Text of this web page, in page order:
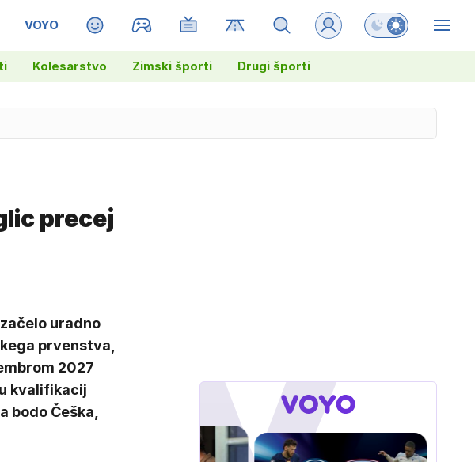
VOYO MAGAZIN Preklopi barvni
Kolesarstvo Zimski športi Drugi športi
precej
uradno
prvenstva,
2027
kvalifikacij
bodo Češka,